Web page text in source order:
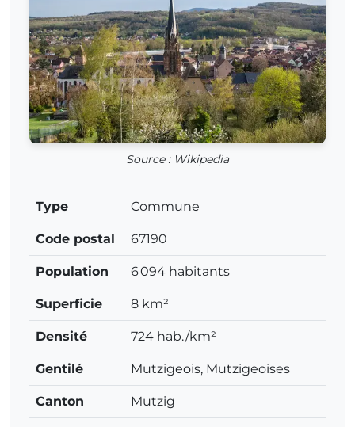
Source : Wikipedia
Type Commune
Code postal 67190
Population 6 094 habitants
Superficie 8 km²
Densité 724 hab./km²
Gentilé Mutzigeois, Mutzigeoises
Canton Mutzig